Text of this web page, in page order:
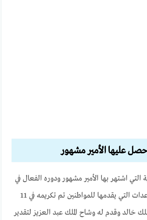
عليها الأمير مشهور
التي اشتهر بها الأمير مشهور ودوره الفعال في
تلك المؤسسات والمساعدات التي يقدمها للمواطنين تم تكريمه في 11
عام 1977 من الملك خالد وقدم له وشاح الملك عبد العزيز لتقدير